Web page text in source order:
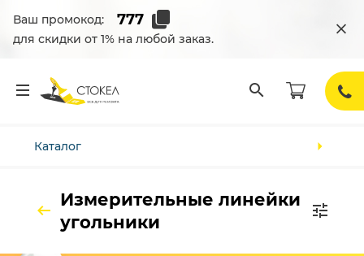
Ваш промокод:
для скидки от 1% на любой заказ.
Каталог
Измерительные линейки
угольники